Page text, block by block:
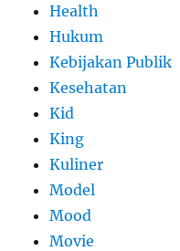
Health
Hukum
Kebijakan Publik
Kesehatan
Kid
King
Kuliner
Model
Mood
Movie